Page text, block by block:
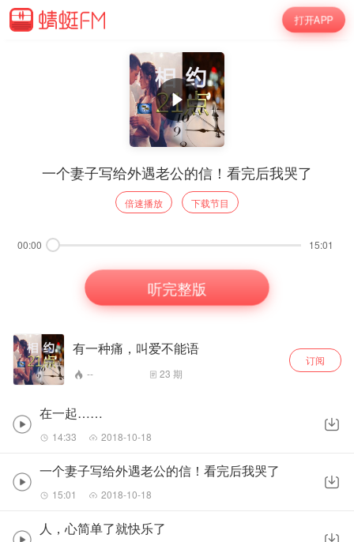
打开APP
一个妻子写给外遇老公的信！看完后我哭了
倍速播放 下载节目
00:00 15:01
听完整版
有一种痛，叫爱不能语
-- 23 期
订阅
在一起……
14:33 2018-10-18
一个妻子写给外遇老公的信！看完后我哭了
15:01 2018-10-18
人，心简单了就快乐了